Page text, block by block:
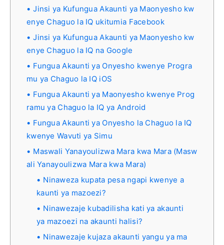
Jinsi ya Kufungua Akaunti ya Maonyesho kw
enye Chaguo la IQ ukitumia Facebook
Jinsi ya Kufungua Akaunti ya Maonyesho kw
enye Chaguo la IQ na Google
Fungua Akaunti ya Onyesho kwenye Progra
mu ya Chaguo la IQ iOS
Fungua Akaunti ya Maonyesho kwenye Prog
ramu ya Chaguo la IQ ya Android
Fungua Akaunti ya Onyesho la Chaguo la IQ
kwenye Wavuti ya Simu
Maswali Yanayoulizwa Mara kwa Mara (Masw
ali Yanayoulizwa Mara kwa Mara)
Ninaweza kupata pesa ngapi kwenye a
kaunti ya mazoezi?
Ninawezaje kubadilisha kati ya akaunti
ya mazoezi na akaunti halisi?
Ninawezaje kujaza akaunti yangu ya ma